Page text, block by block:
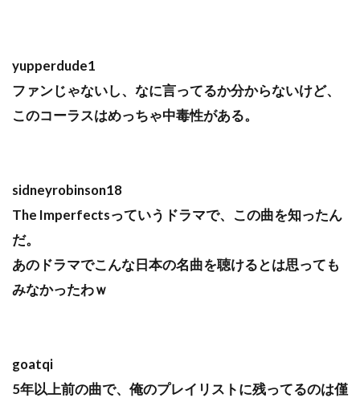
yupperdude1
ファンじゃないし、なに言ってるか分からないけど、
このコーラスはめっちゃ中毒性がある。
sidneyrobinson18
The Imperfectsっていうドラマで、この曲を知ったん
だ。
あのドラマでこんな日本の名曲を聴けるとは思っても
みなかったわｗ
goatqi
5年以上前の曲で、俺のプレイリストに残ってるのは僅